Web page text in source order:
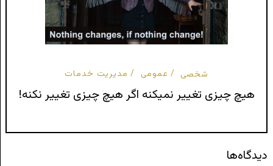
شخصی عمومی مدیریت خدمات
هیچ چیزی تغییر نمیکنه اگر هیچ چیزی تغییر نکنه!
دیدگاه‌ها